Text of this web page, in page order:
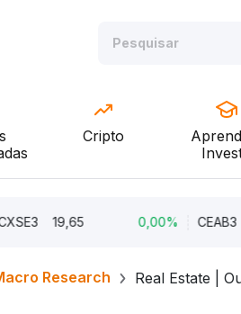
Cripto
19,65 0,00% CEAB3 9,48
Research Real Estate |